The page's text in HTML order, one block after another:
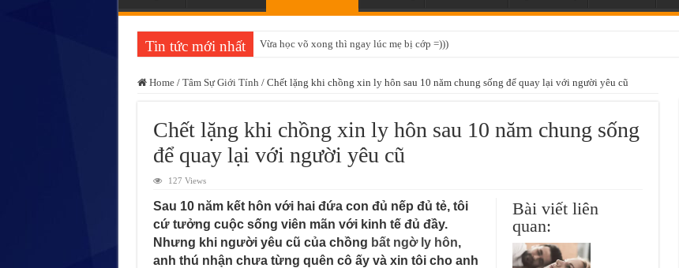
Tin tức mới nhất Vừa học võ xong thì ngay lúc mẹ bị cớp =)))
Home / Tâm Sự Giới Tính / Chết lặng khi chồng xin ly hôn sau 10 năm chung sống để quay lại với người yêu cũ
Chết lặng khi chồng xin ly hôn sau 10 năm chung sống
để quay lại với người yêu cũ
127 Views
Bài viết liên
quan:
Sau 10 năm kết hôn với hai đứa con đủ nếp đủ tẻ, tôi
cứ tưởng cuộc sống viên mãn với kinh tế đủ đầy.
Nhưng khi người yêu cũ của chồng bất ngờ ly hôn,
anh thú nhận chưa từng quên cô ấy và xin tôi cho anh